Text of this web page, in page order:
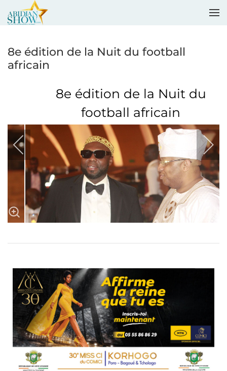
8e édition de la Nuit du football
africain
8e édition de la Nuit du
football africain